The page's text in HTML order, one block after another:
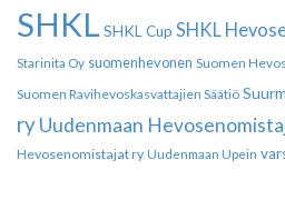
SHKL SHKL Cup SHKL
Starinita Oy suomenhevonen Suomen
Suomen Ravihevoskasvattajien Säätiö
ryUudenmaan
Hevosenomistajat ry Uudenmaan Upein